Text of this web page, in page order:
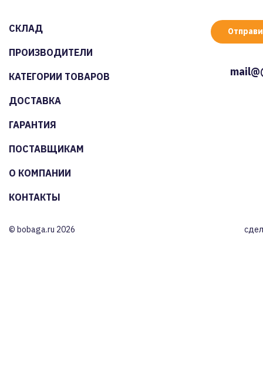
СКЛАД
ПРОИЗВОДИТЕЛИ
КАТЕГОРИИ ТОВАРОВ
ДОСТАВКА
ГАРАНТИЯ
ПОСТАВЩИКАМ
О КОМПАНИИ
КОНТАКТЫ
© bobaga.ru 2026